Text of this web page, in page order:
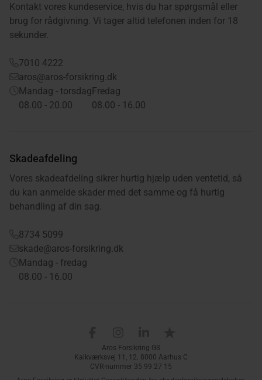
Kontakt vores kundeservice, hvis du har spørgsmål eller
brug for rådgivning. Vi tager altid telefonen inden for 18
sekunder.
7010 4222
aros@aros-forsikring.dk
Mandag - torsdag
08.00 - 20.00
Fredag
08.00 - 16.00
Skadeafdeling
Vores skadeafdeling sikrer hurtig hjælp uden ventetid, så
du kan anmelde skader med det samme og få hurtig
behandling af din sag.
8734 5099
skade@aros-forsikring.dk
Mandag - fredag
08.00 - 16.00
Aros Forsikring GS
Kalkværksvej 11, 12. 8000 Aarhus C
CVR-nummer 35 99 27 15